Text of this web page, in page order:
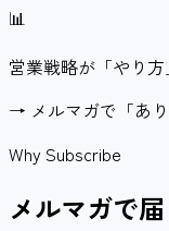
📊
営業戦略が「やり
→ メルマガで「あ
Why Subscribe
メルマガで届